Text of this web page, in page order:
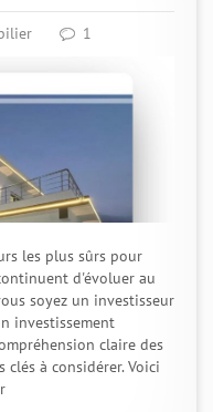
1
les plus sûrs pour
d'évoluer au
soyez un investisseur
investissement
claire des
à considérer. Voici